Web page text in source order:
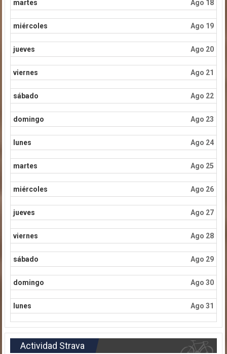
martes Ago 18
miércoles Ago 19
jueves Ago 20
viernes Ago 21
sábado Ago 22
domingo Ago 23
lunes Ago 24
martes Ago 25
miércoles Ago 26
jueves Ago 27
viernes Ago 28
sábado Ago 29
domingo Ago 30
lunes Ago 31
Actividad Strava